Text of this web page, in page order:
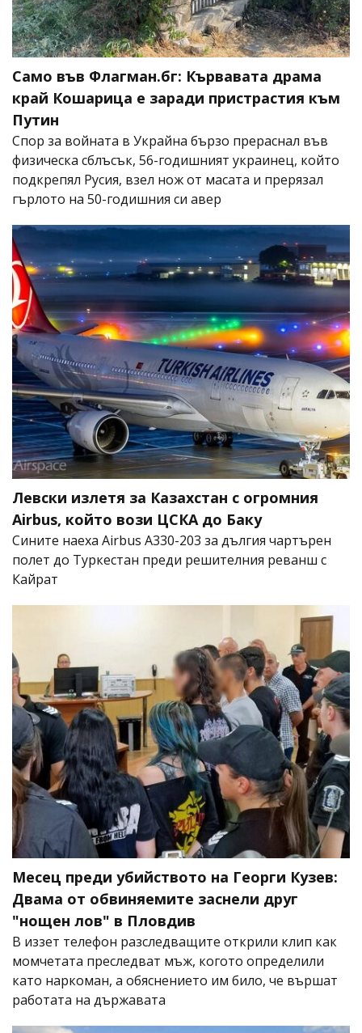
Само във Флагман.бг: Кървавата драма
край Кошарица е заради пристрастия към
Путин
Спор за войната в Украйна бързо прераснал във
физическа сблъсък, 56-годишният украинец, който
подкрепял Русия, взел нож от масата и прерязал
гърлото на 50-годишния си авер
Левски излетя за Казахстан с огромния
Airbus, който вози ЦСКА до Баку
Сините наеха Airbus A330-203 за дългия чартърен
полет до Туркестан преди решителния реванш с
Кайрат
Месец преди убийството на Георги Кузев:
Двама от обвиняемите заснели друг
"нощен лов" в Пловдив
В иззет телефон разследващите открили клип как
момчетата преследват мъж, когото определили
като наркоман, а обяснението им било, че вършат
работата на държавата